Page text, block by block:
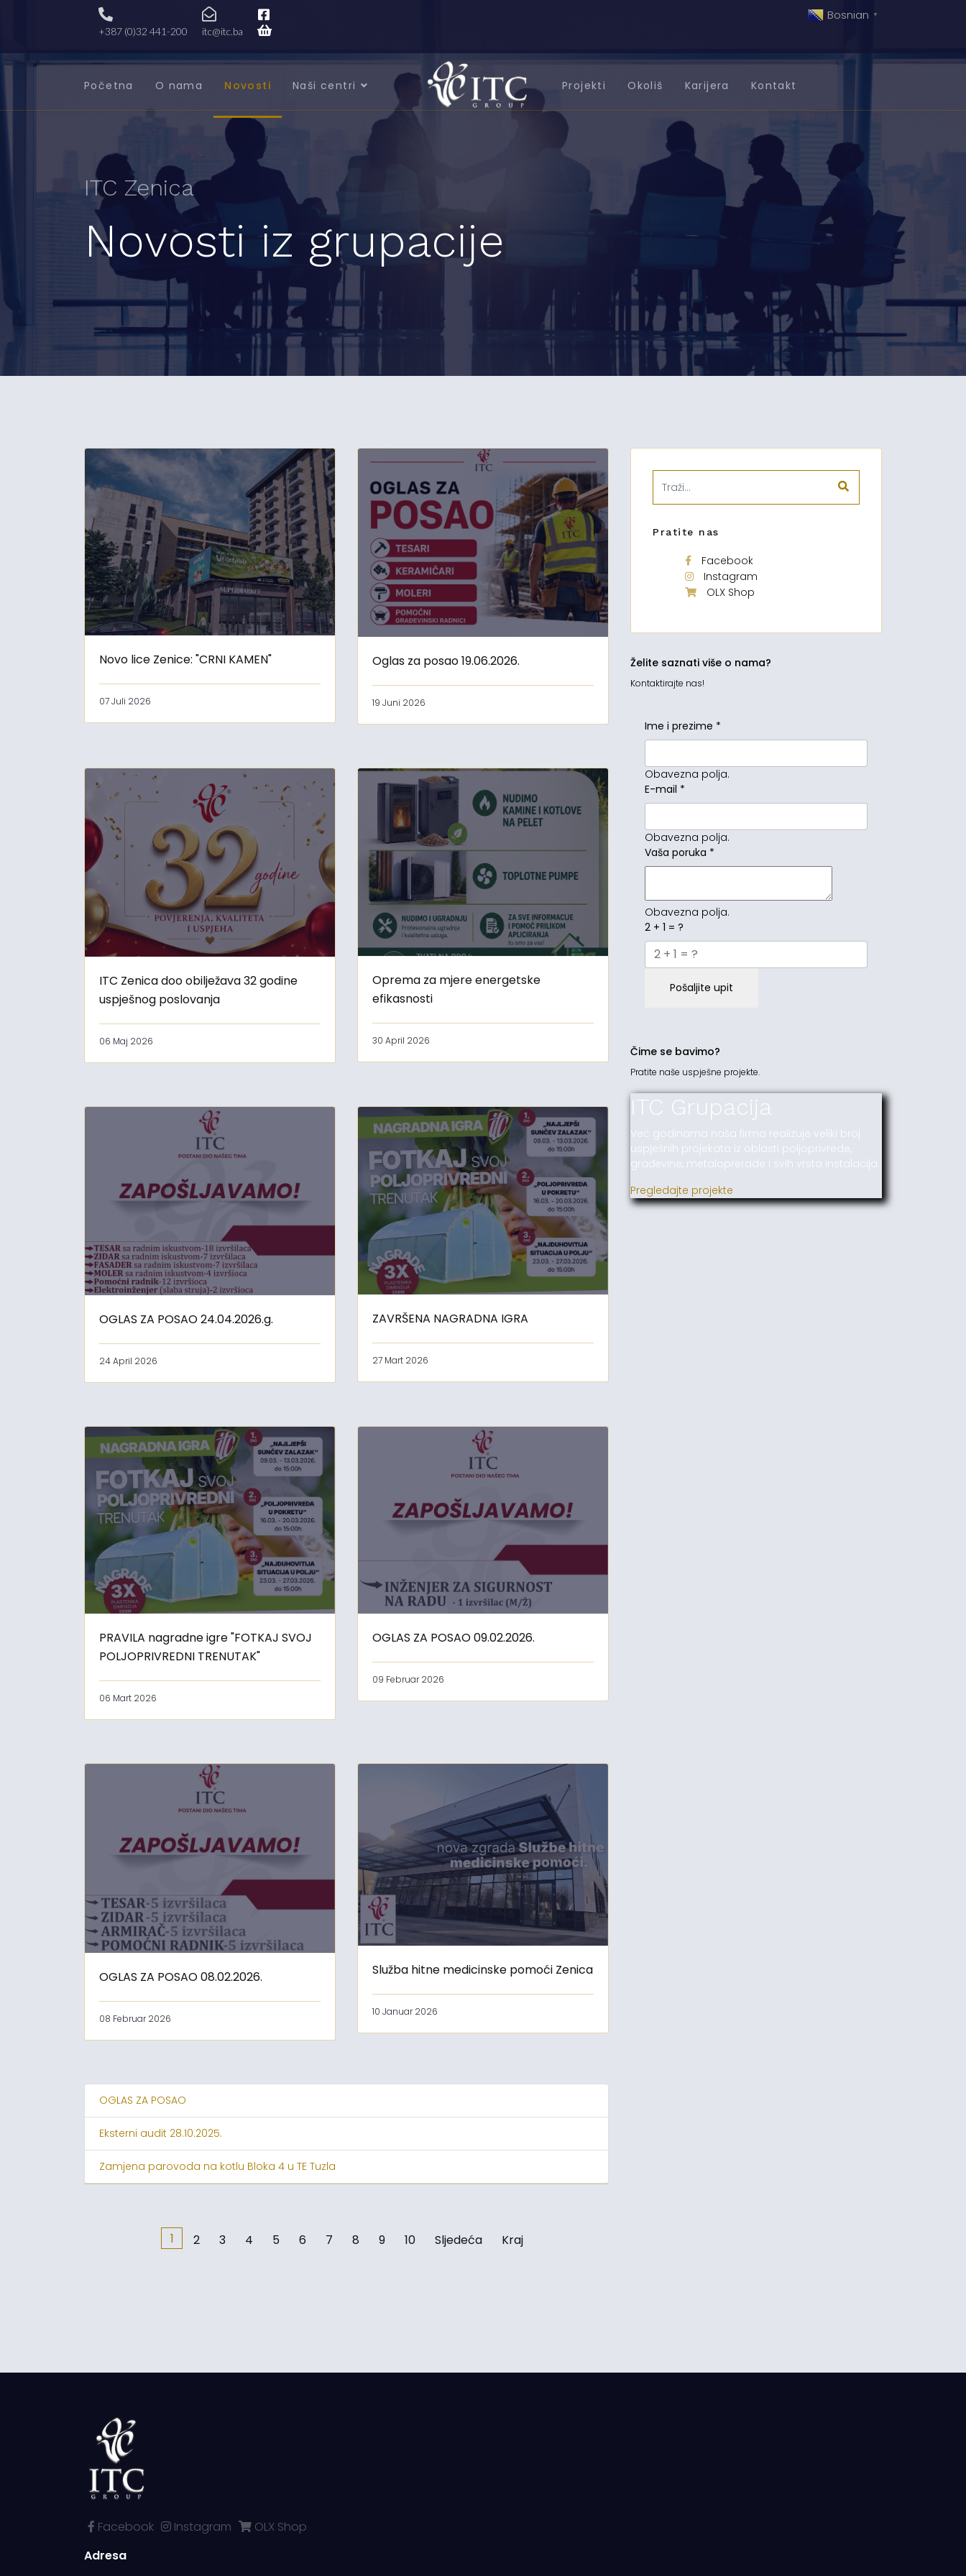
+387 (0)32 441-200 itc@itc.ba
Bosnian ▼
Početna O nama Novosti Naši centri Projekti Okoliš Karijera Kontakt
ITC Zenica
Novosti iz grupacije
Novo lice Zenice: "CRNI KAMEN"
07 Juli 2026
Oglas za posao 19.06.2026.
19 Juni 2026
ITC Zenica doo obilježava 32 godine
uspješnog poslovanja
06 Maj 2026
Oprema za mjere energetske
efikasnosti
30 April 2026
OGLAS ZA POSAO 24.04.2026.g.
24 April 2026
ZAVRŠENA NAGRADNA IGRA
27 Mart 2026
PRAVILA nagradne igre "FOTKAJ SVOJ
POLJOPRIVREDNI TRENUTAK"
06 Mart 2026
OGLAS ZA POSAO 09.02.2026.
09 Februar 2026
OGLAS ZA POSAO 08.02.2026.
08 Februar 2026
Služba hitne medicinske pomoći Zenica
10 Januar 2026
OGLAS ZA POSAO
Eksterni audit 28.10.2025.
Zamjena parovoda na kotlu Bloka 4 u TE Tuzla
1 2 3 4 5 6 7 8 9 10 Sljedeća Kraj
Pratite nas
Facebook
Instagram
OLX Shop
Želite saznati više o nama?
Kontaktirajte nas!
Ime i prezime *
Obavezna polja.
E-mail *
Obavezna polja.
Vaša poruka *
Obavezna polja.
2 + 1 = ?
Pošaljite upit
Čime se bavimo?
Pratite naše uspješne projekte.
ITC Grupacija
Već godinama naša firma realizuje veliki broj
uspješnih projekata iz oblasti poljoprivrede,
građevine, metaloprerade i svih vrsta instalacija.
Pregledajte projekte
Facebook Instagram
OLX Shop
Adresa